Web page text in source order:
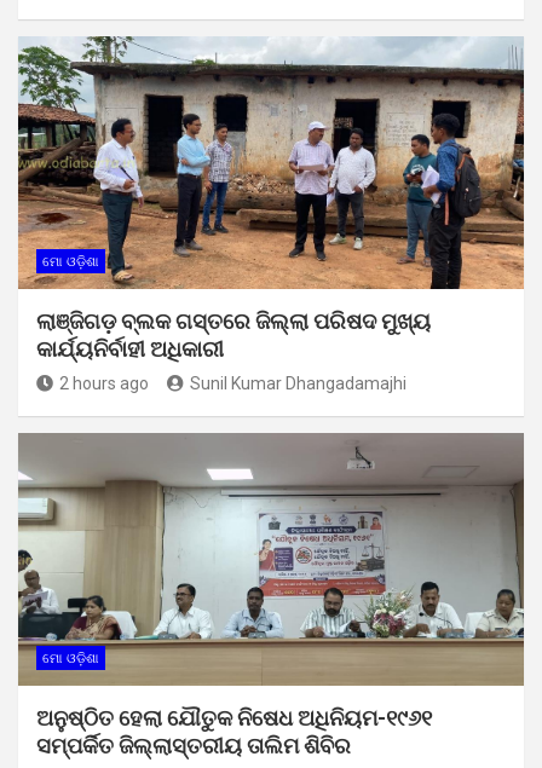
ମୋ ଓଡ଼ିଶା
ଲାଞ୍ଜିଗଡ଼ ବ୍ଲକ ଗସ୍ତରେ ଜିଲ୍ଲା ପରିଷଦ ମୁଖ୍ୟ
କାର୍ଯ୍ୟନିର୍ବାହୀ ଅଧିକାରୀ
2 hours ago Sunil Kumar Dhangadamajhi
ମୋ ଓଡ଼ିଶା
ଅନୁଷ୍ଠିତ ହେଲା ଯୌତୁକ ନିଷେଧ ଅଧିନିୟମ-୧୯୬୧
ସମ୍ପର୍କିତ ଜିଲ୍ଲାସ୍ତରୀୟ ତାଲିମ ଶିବିର